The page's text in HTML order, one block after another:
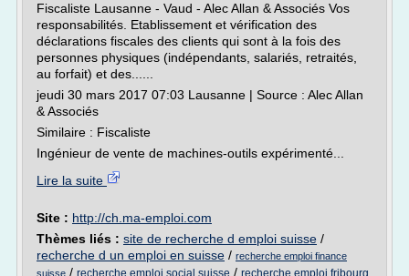
Fiscaliste Lausanne - Vaud - Alec Allan & Associés Vos
responsabilités. Etablissement et vérification des
déclarations fiscales des clients qui sont à la fois des
personnes physiques (indépendants, salariés, retraités,
au forfait) et des......
jeudi 30 mars 2017 07:03 Lausanne | Source : Alec Allan
& Associés
Similaire : Fiscaliste
Ingénieur de vente de machines-outils expérimenté...
Lire la suite
Site : http://ch.ma-emploi.com
Thèmes liés : site de recherche d emploi suisse /
recherche d un emploi en suisse / recherche emploi finance
suisse / recherche emploi social suisse / recherche emploi fribourg